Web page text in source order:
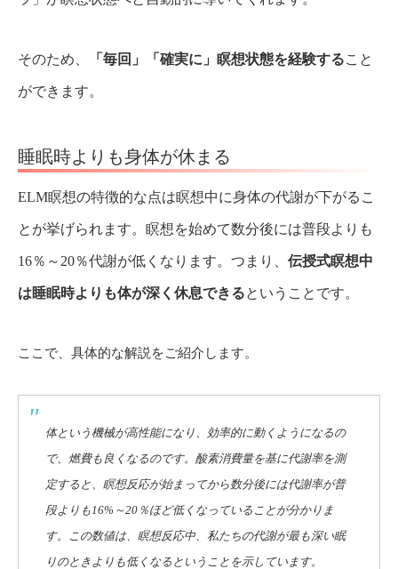
そのため、 「毎回」「確実に」瞑想状態を経験すること
ができます。
睡眠時よりも身体が休まる
ELM瞑想の特徴的な点は瞑想中に身体の代謝が下がるこ
とが挙げられます。瞑想を始めて数分後には普段よりも
16％～20％代謝が低くなります。つまり、 伝授式瞑想中
は睡眠時よりも体が深く休息できるということです。
ここで、具体的な解説をご紹介します。
体という機械が高性能になり、効率的に動くようになるの
で、燃費も良くなるのです。酸素消費量を基に代謝率を測
定すると、瞑想反応が始まってから数分後には代謝率が普
段よりも16%～20％ほど低くなっていることが分かりま
す。この数値は、瞑想反応中、私たちの代謝が最も深い眠
りのときよりも低くなるということを示しています。